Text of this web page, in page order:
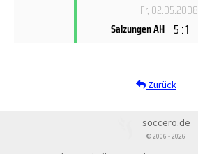
Fr, 02.05.2008
Salzungen AH 5 : 1
Zurück
soccero.de
© 2006 - 2026